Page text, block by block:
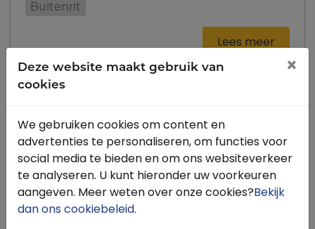
Buitenrit
Lees meer
Snel naar
Inloggen
Deze website maakt gebruik van
cookies
×
We gebruiken cookies om content en
advertenties te personaliseren, om functies voor
social media te bieden en om ons websiteverkeer
te analyseren. U kunt hieronder uw voorkeuren
aangeven. Meer weten over onze cookies? Bekijk
dan ons cookiebeleid.